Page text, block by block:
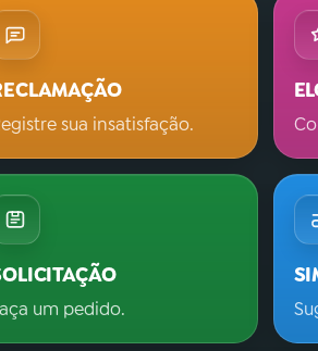
sua insatisfação.
um pedido.